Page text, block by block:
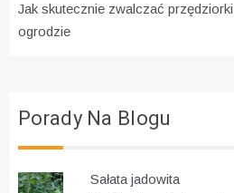
Jak skutecznie zwalczać
ogrodzie
Porady Na Blogu
Sałata jadowita